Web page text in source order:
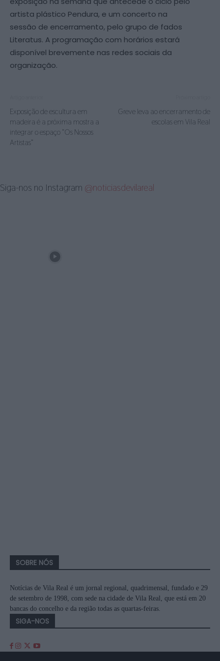
artista plástico Pendura, e um concerto na
sessão de encerramento, pelo grupo de fados
Literatus. A programação com horários estará
disponível brevemente nas redes sociais da
organização.
Exposição de escultura em
madeira é a próxima mostra a
integrar o espaço “Os Nossos
Artistas”
Greve leva ao encerramento de
escolas em Vila Real
Siga-nos no Instagram @noticiasdevilareal
SOBRE NÓS
Notícias de Vila Real é um jornal regional, quadrimensal, fundado e 29
de setembro de 1998, com sede na cidade de Vila Real, que está em 20
bancas do concelho e da região todas as quartas-feiras.
SIGA-NOS